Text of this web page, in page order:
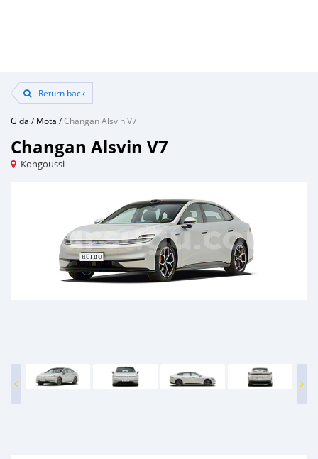
Return back
Gida /Mota /Changan Alsvin V7
Changan Alsvin V7
Kongoussi